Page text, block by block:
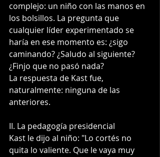
complejo: un niño con las manos en
los bolsillos. La pregunta que
cualquier líder experimentado se
haría en ese momento es: ¿sigo
caminando? ¿Saludo al siguiente?
¿Finjo que no pasó nada?
La respuesta de Kast fue,
naturalmente: ninguna de las
anteriores.
II. La pedagogía presidencial
Kast le dijo al niño: "Lo cortés no
quita lo valiente. Que le vaya muy